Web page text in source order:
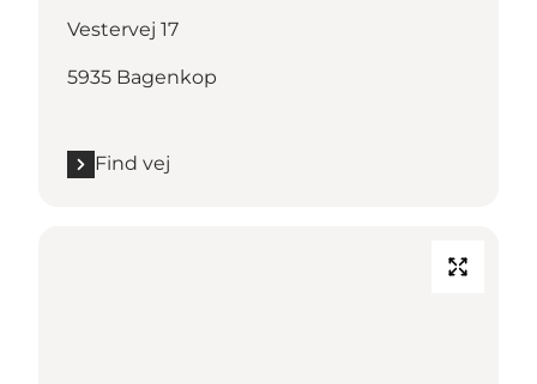
Vestervej 17
5935 Bagenkop
Find vej